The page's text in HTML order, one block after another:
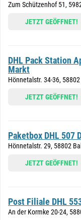
Zum Schützenhof 51,
JETZT GEÖFFNET!
DHL Pack Station
Markt
Hönnetalstr. 34-36,
JETZT GEÖFFNET!
Paketbox DHL 507
Hönnetalstr. 29, 58802
JETZT GEÖFFNET!
Post Filiale DHL
An der Kormke 20-24,